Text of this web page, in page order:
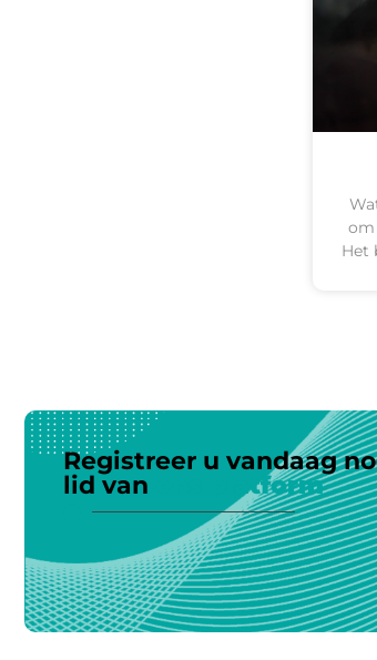
om
Het
Registreer u vandaag
lid van
ons platform